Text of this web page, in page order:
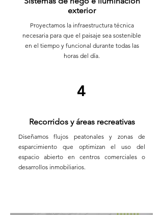
exterior
Proyectamos la infraestructura técnica
necesaria para que el paisaje sea sostenible
en el tiempo y funcional durante todas las
horas del día.
4
Recorridos y áreas recreativas
Diseñamos flujos peatonales y zonas de
esparcimiento que optimizan el uso del
espacio abierto en centros comerciales o
desarrollos inmobiliarios.